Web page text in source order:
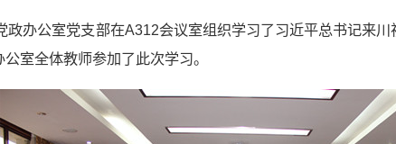
政办公室党支部在A312会议室组织学习了习近平总书记来
室全体教师参加了此次学习。